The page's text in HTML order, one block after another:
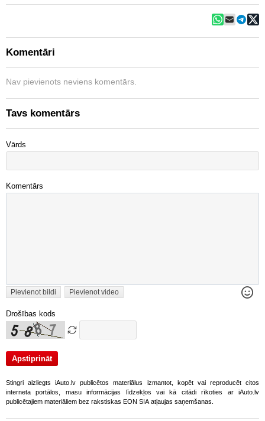
Komentāri
Nav pievienots neviens komentārs.
Tavs komentārs
Vārds
Komentārs
Pievienot bildi Pievienot video
Drošības kods
Stingri aizliegts iAuto.lv publicētos materiālus izmantot, kopēt vai reproducēt citos
interneta portālos, masu informācijas līdzekļos vai kā citādi rīkoties ar iAuto.lv
publicētajiem materiāliem bez rakstiskas EON SIA atļaujas saņemšanas.